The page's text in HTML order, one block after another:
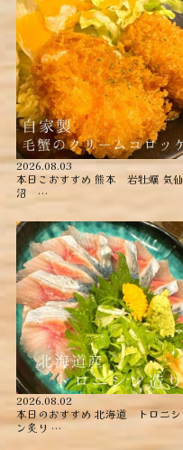
2026.08.03
本日こおすすめ ︎熊本 岩牡蠣 ︎気仙
沼 …
2026.08.02
本日のおすすめ ︎北海道 トロニシ
ン炙り …